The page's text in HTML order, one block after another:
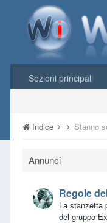
Sezioni principali
Indice Stanno
Annunci
Regole
La stanzetta
del gruppo